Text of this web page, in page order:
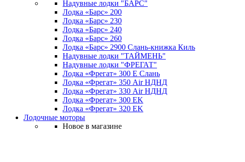
Надувные лодки "БАРС"
Лодка «Барс» 200
Лодка «Барс» 230
Лодка «Барс» 240
Лодка «Барс» 260
Лодка «Барс» 2900 Слань-книжка Киль
Надувные лодки "ТАЙМЕНЬ"
Надувные лодки "ФРЕГАТ"
Лодка «Фрегат» 300 Е Слань
Лодка «Фрегат» 350 Air НДНД
Лодка «Фрегат» 330 Air НДНД
Лодка «Фрегат» 300 ЕK
Лодка «Фрегат» 320 ЕK
Лодочные моторы
Новое в магазине